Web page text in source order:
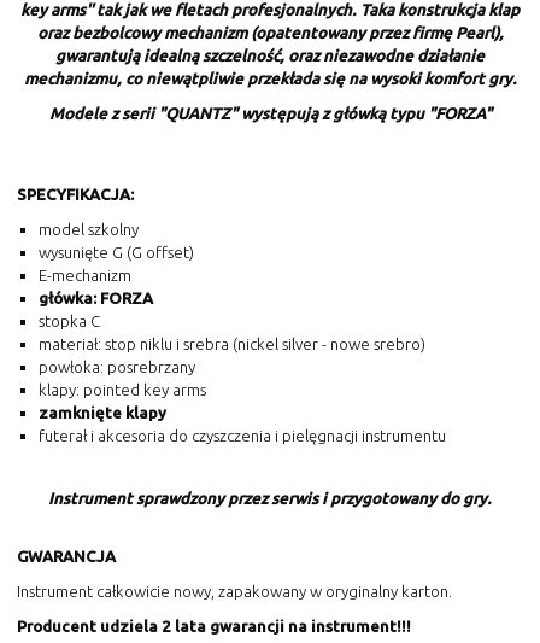
key arms'' tak jak we fletach profesjonalnych. Taka konstrukcja klap
oraz bezbolcowy mechanizm (opatentowany przez firmę Pearl),
gwarantują idealną szczelność, oraz niezawodne działanie
mechanizmu, co niewątpliwie przekłada się na wysoki komfort gry.
Modele z serii "QUANTZ" występują z główką typu "FORZA"
SPECYFIKACJA:
model szkolny
wysunięte G (G offset)
E-mechanizm
główka: FORZA
stopka C
materiał: stop niklu i srebra (nickel silver - nowe srebro)
powłoka: posrebrzany
klapy: pointed key arms
zamknięte klapy
futerał i akcesoria do czyszczenia i pielęgnacji instrumentu
Instrument sprawdzony przez serwis i przygotowany do gry.
GWARANCJA
Instrument całkowicie nowy, zapakowany w oryginalny karton.
Producent udziela 2 lata gwarancji na instrument!!!